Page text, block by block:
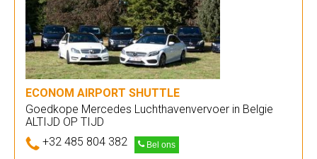
ECONOM AIRPORT SHUTTLE
Goedkope Mercedes Luchthavenvervoer in Belgie
ALTIJD OP TIJD
+32 485 804 382
Bel ons